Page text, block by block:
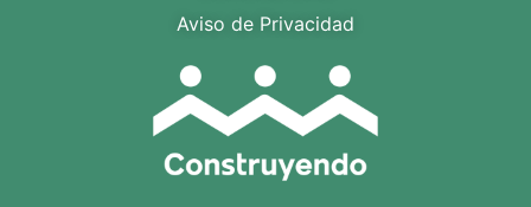
Aviso de Privacidad